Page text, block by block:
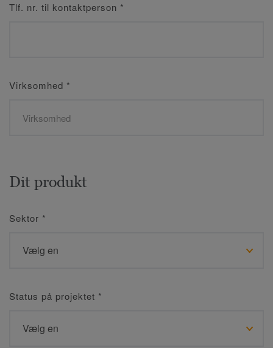
Tlf. nr. til kontaktperson *
Virksomhed *
Dit produkt
Sektor *
Status på projektet *